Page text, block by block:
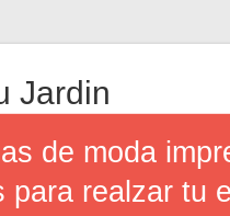
Jardin
de moda
para realzar tu